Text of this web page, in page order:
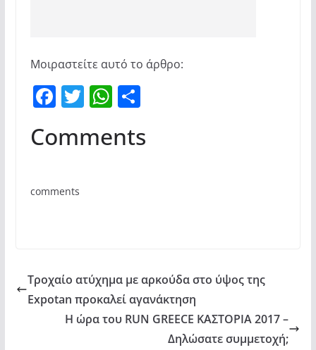
Μοιραστείτε αυτό το άρθρο:
F
c
b
T
itt
W
at
Μ
ρ
Comments
comments
Τροχαίο ατύχημα με αρκούδα στο ύψος της
Expotan προκαλεί αγανάκτηση
Η ώρα του RUN GREECE ΚΑΣΤΟΡΙΑ 2017 –
Δηλώσατε συμμετοχή;